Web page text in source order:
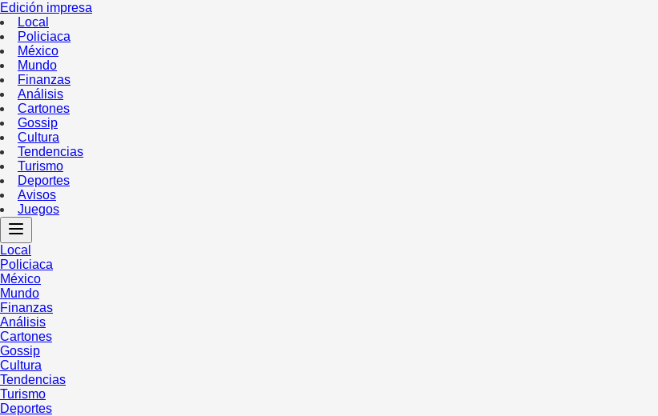
Edición impresa
Local
Policiaca
México
Mundo
Finanzas
Análisis
Cartones
Gossip
Cultura
Tendencias
Turismo
Deportes
Avisos
Juegos
Local
Policiaca
México
Mundo
Finanzas
Análisis
Cartones
Gossip
Cultura
Tendencias
Turismo
Deportes